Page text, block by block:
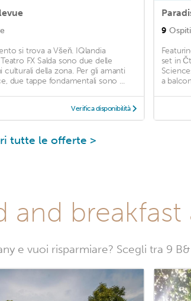
si trova a Všeň. IQlandia
FX Salda sono due delle
culturali della zona. Per gli amanti
due tappe fondamentali sono ...
Verifica disponibilità
9 Ospiti
set in
a
tutte le offerte >
and breakfast
e vuoi risparmiare? Scegli tra 9